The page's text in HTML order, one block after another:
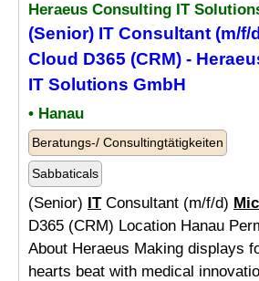
Heraeus Consulting IT
(Senior) IT Consultant (m/f/
Cloud D365 (CRM) -
IT Solutions GmbH
• Hanau
Beratungs-/ Consultingtätigkeiten
Sabbaticals
(Senior) ITConsultant (m/f/d)
D365 (CRM) Location Hanau
About Heraeus Making displays
hearts beat with medical